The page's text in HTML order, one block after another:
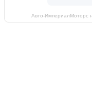
Авто-ИмпериалМоторс